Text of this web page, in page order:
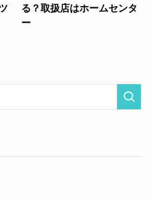
る？取扱店はホームセンタ
ー